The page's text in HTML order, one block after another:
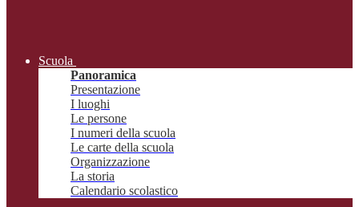
Scuola
Panoramica
Presentazione
I luoghi
Le persone
I numeri della scuola
Le carte della scuola
Organizzazione
La storia
Calendario scolastico